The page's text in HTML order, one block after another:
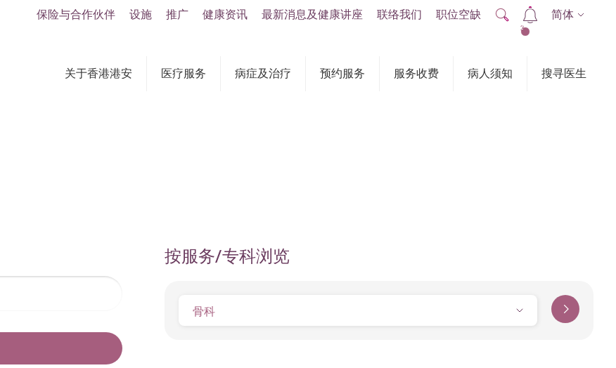
关于香港港安 医疗服务 病症及治疗 预约服务 服务收费 病人须知 搜寻医生
保险与合作伙伴 设施 推广 健康资讯 最新消息及健康讲座 联络我们 职位空缺
2
简体
按服务/专科浏览
骨科